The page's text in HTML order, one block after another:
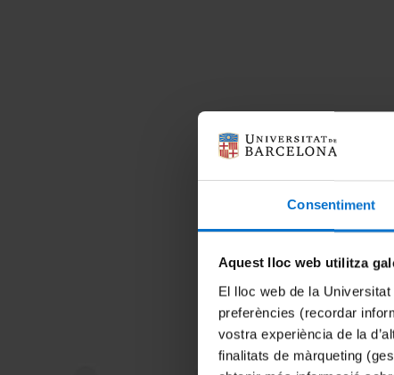
Consentiment
Aquest lloc web utilitza
El lloc web de la
preferències (recordar
vostra experiència de la
finalitats de màrqueting